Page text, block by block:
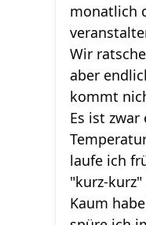
monatlich
Wir
aber
kommt
Es ist
laufe ich
"kurz-
Kaum